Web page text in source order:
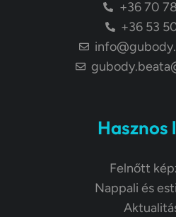
+36 70
+36 53
Hasznos
Felnőtt
Nappali és